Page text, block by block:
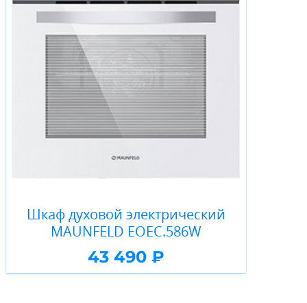
Шкаф духовой электрический
MAUNFELD EOEС.586W
43 490 ₽